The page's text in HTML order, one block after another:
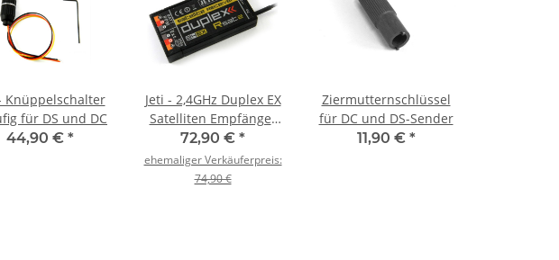
Knüppelschalter
für DS und DC
44,90 € *
Jeti - 2,4GHz Duplex EX
Satelliten Empfänger
Rsat 2
72,90 € *
ehemaliger Verkäuferpreis:
74,90 €
Ziermutternschlüssel
für DC und DS-Sender
11,90 € *